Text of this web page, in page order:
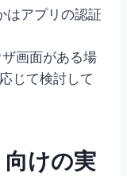
はアプリの認証
画面がある場
じて検討して
けの実